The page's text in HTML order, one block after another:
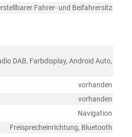
Fahrer- und Beifahrersitz
DAB, Farbdisplay, Android Auto,
vorhanden
vorhanden
Navigation
Freisprecheinrichtung, Bluetooth